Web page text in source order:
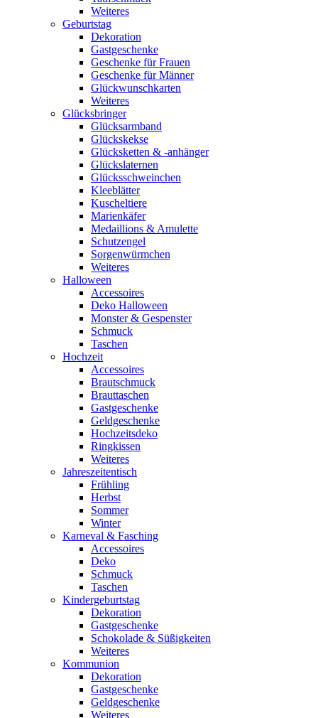
Weiteres
Geburtstag
Dekoration
Gastgeschenke
Geschenke für Frauen
Geschenke für Männer
Glückwunschkarten
Weiteres
Glücksbringer
Glücksarmband
Glückskekse
Glücksketten & -anhänger
Glückslaternen
Glücksschweinchen
Kleeblätter
Kuscheltiere
Marienkäfer
Medaillions & Amulette
Schutzengel
Sorgenwürmchen
Weiteres
Halloween
Accessoires
Deko Halloween
Monster & Gespenster
Schmuck
Taschen
Hochzeit
Accessoires
Brautschmuck
Brauttaschen
Gastgeschenke
Geldgeschenke
Hochzeitsdeko
Ringkissen
Weiteres
Jahreszeitentisch
Frühling
Herbst
Sommer
Winter
Karneval & Fasching
Accessoires
Deko
Schmuck
Taschen
Kindergeburtstag
Dekoration
Gastgeschenke
Schokolade & Süßigkeiten
Weiteres
Kommunion
Dekoration
Gastgeschenke
Geldgeschenke
Weiteres